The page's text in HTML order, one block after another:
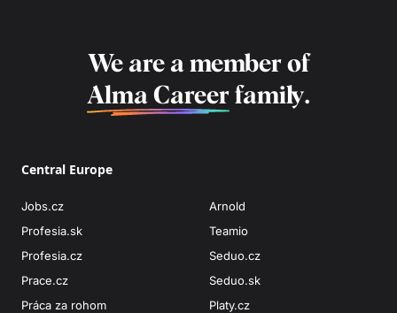
We are a member of
Alma Career family.
Central Europe
Jobs.cz
Profesia.sk
Profesia.cz
Prace.cz
Práca za rohom
Arnold
Teamio
Seduo.cz
Seduo.sk
Platy.cz